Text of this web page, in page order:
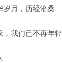
月，历经沧桑
我们已不再年轻